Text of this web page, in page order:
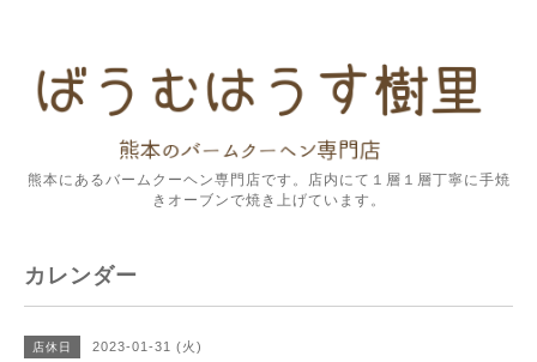
熊本にあるバームクーヘン専門店です。店内にて１層１層丁寧に手焼
きオーブンで焼き上げています。
カレンダー
店休日 2023-01-31 (火)